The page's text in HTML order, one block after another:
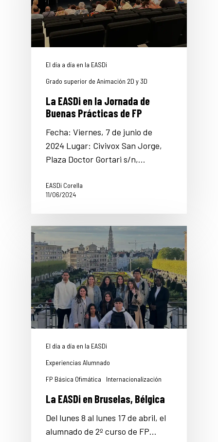
El día a día en la EASDi
Grado superior de Animación 2D y 3D
La EASDi en la Jornada de
Buenas Prácticas de FP
Fecha: Viernes, 7 de junio de
2024 Lugar: Civivox San Jorge,
Plaza Doctor Gortari s/n,…
EASDi Corella
11/06/2024
El día a día en la EASDi
Experiencias Alumnado
FP Básica Ofimática
Internacionalización
La EASDi en Bruselas, Bélgica
Del lunes 8 al lunes 17 de abril, el
alumnado de 2º curso de FP…